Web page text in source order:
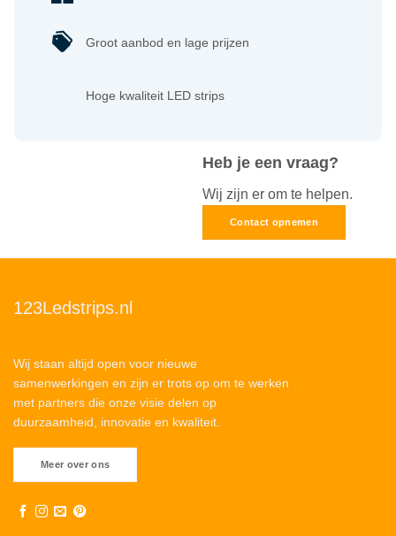
Heb je een vraag?
Wij zijn er om te helpen.
Contact opnemen
Groot aanbod en lage prijzen
Hoge kwaliteit LED strips
123Ledstrips.nl
Wij staan altijd open voor nieuwe
samenwerkingen en zijn er trots op om te werken
met partners die onze visie delen op
duurzaamheid, innovatie en kwaliteit.
Meer over ons